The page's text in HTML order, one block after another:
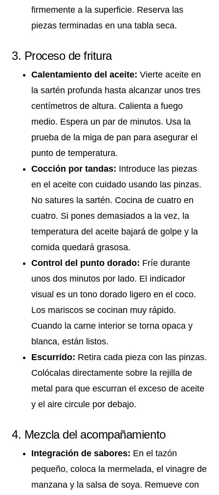
firmemente a la superficie. Reserva las
piezas terminadas en una tabla seca.
3. Proceso de fritura
Calentamiento del aceite: Vierte aceite en
la sartén profunda hasta alcanzar unos tres
centímetros de altura. Calienta a fuego
medio. Espera un par de minutos. Usa la
prueba de la miga de pan para asegurar el
punto de temperatura.
Cocción por tandas: Introduce las piezas
en el aceite con cuidado usando las pinzas.
No satures la sartén. Cocina de cuatro en
cuatro. Si pones demasiados a la vez, la
temperatura del aceite bajará de golpe y la
comida quedará grasosa.
Control del punto dorado: Fríe durante
unos dos minutos por lado. El indicador
visual es un tono dorado ligero en el coco.
Los mariscos se cocinan muy rápido.
Cuando la carne interior se torna opaca y
blanca, están listos.
Escurrido: Retira cada pieza con las pinzas.
Colócalas directamente sobre la rejilla de
metal para que escurran el exceso de aceite
y el aire circule por debajo.
4. Mezcla del acompañamiento
Integración de sabores: En el tazón
pequeño, coloca la mermelada, el vinagre de
manzana y la salsa de soya. Remueve con